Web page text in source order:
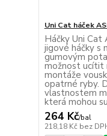
Uni Cat háček
Háčky Uni Cat
jigové háčky s
gumovým
možnost ucítit
montáže
opatrné ryby.
vlastnostem
která mohou
264 Kč/bal
218,18 Kč bez